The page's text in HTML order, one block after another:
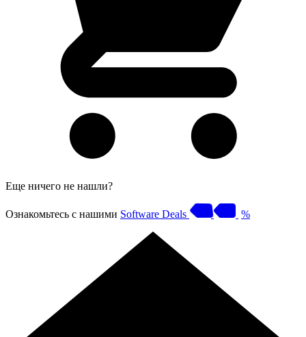
Еще ничего не нашли?
Ознакомьтесь с нашими Software Deals %